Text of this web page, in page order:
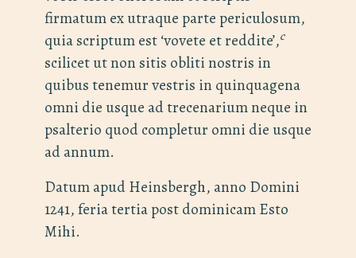
firmatum ex utraque parte periculosum,
quia scriptum est ‘vovete et reddite’,c
scilicet ut non sitis obliti nostris in
quibus tenemur vestris in quinquagena
omni die usque ad trecenarium neque in
psalterio quod completur omni die usque
ad annum.
Datum apud Heinsbergh, anno Domini
1241, feria tertia post dominicam Esto
Mihi.